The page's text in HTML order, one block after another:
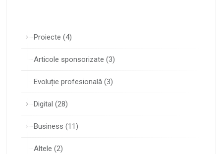
Proiecte (4)
Articole sponsorizate (3)
Evoluție profesională (3)
Digital (28)
Business (11)
Altele (2)